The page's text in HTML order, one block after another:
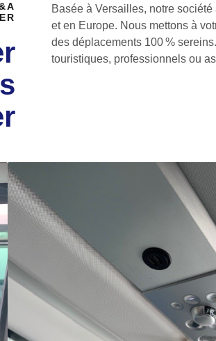
Basée à Versailles, notre
et en Europe. Nous mettons à
des déplacements 100 %
touristiques, professionnels ou